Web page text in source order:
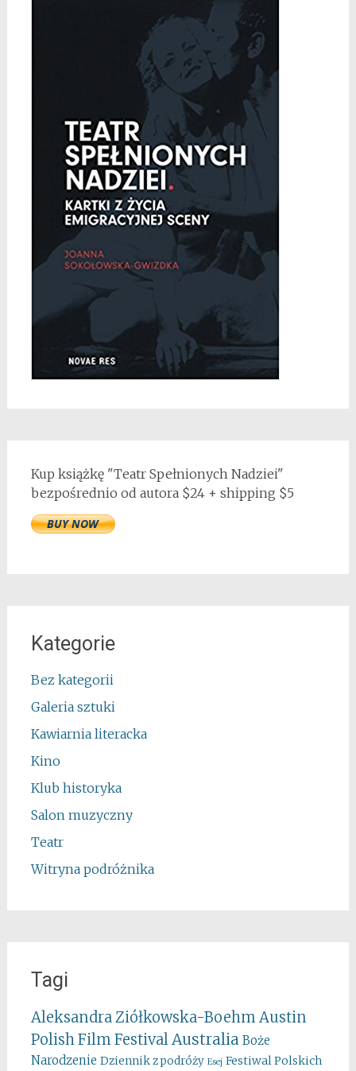
Kup książkę "Teatr Spełnionych Nadziei"
bezpośrednio od autora $24 + shipping $5
Kategorie
Bez kategorii
Galeria sztuki
Kawiarnia literacka
Kino
Klub historyka
Salon muzyczny
Teatr
Witryna podróżnika
Tagi
Aleksandra Ziółkowska-Boehm Austin
Polish Film FestivalAustralia Boże
Narodzenie Dziennik z podróży Esej Festiwal Polskich